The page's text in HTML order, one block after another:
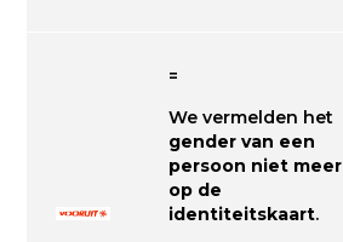
=
We vermelden het
gender van een
persoon niet meer
op de
identiteitskaart.